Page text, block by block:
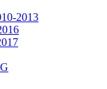
2013